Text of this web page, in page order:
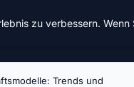
Trends und
zu verbessern.